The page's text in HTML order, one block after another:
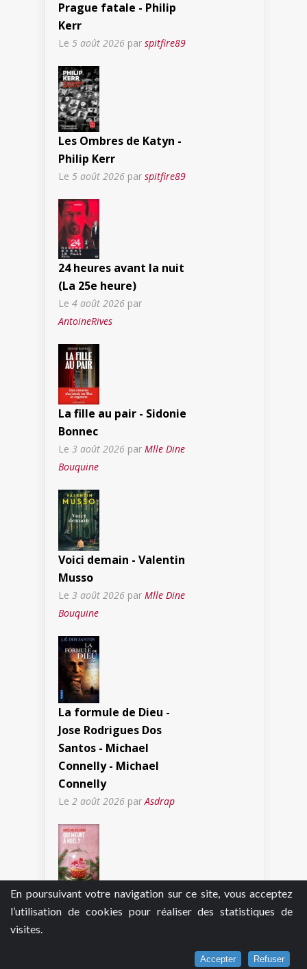
En poursuivant votre navigation sur ce site, vous acceptez
l’utilisation de cookies pour réaliser des statistiques de
visites.
Accepter Refuser
Prague fatale - Philip
Kerr
Le 5 août 2026 par spitfire89
Les Ombres de Katyn -
Philip Kerr
Le 5 août 2026 par spitfire89
24 heures avant la nuit
(La 25e heure)
Le 4 août 2026 par
AntoineRives
La fille au pair - Sidonie
Bonnec
Le 3 août 2026 par Mlle Dine
Bouquine
Voici demain - Valentin
Musso
Le 3 août 2026 par Mlle Dine
Bouquine
La formule de Dieu -
Jose Rodrigues Dos
Santos - Michael
Connelly - Michael
Connelly
Le 2 août 2026 parAsdrap
Qui est mort à Noël ? -
Angélina Delcroix